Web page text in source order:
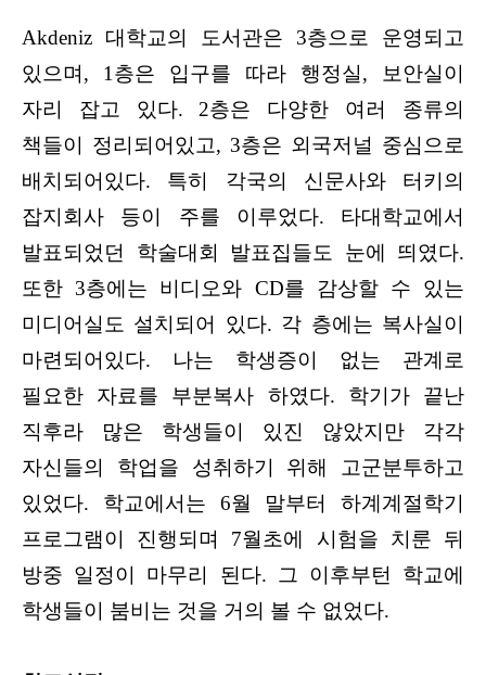
Akdeniz 대학교의 도서관은 3층으로 운영되고
있으며, 1층은 입구를 따라 행정실, 보안실이
자리 잡고 있다. 2층은 다양한 여러 종류의
책들이 정리되어있고, 3층은 외국저널 중심으로
배치되어있다. 특히 각국의 신문사와 터키의
잡지회사 등이 주를 이루었다. 타대학교에서
발표되었던 학술대회 발표집들도 눈에 띄였다.
또한 3층에는 비디오와 CD를 감상할 수 있는
미디어실도 설치되어 있다. 각 층에는 복사실이
마련되어있다. 나는 학생증이 없는 관계로
필요한 자료를 부분복사 하였다. 학기가 끝난
직후라 많은 학생들이 있진 않았지만 각각
자신들의 학업을 성취하기 위해 고군분투하고
있었다. 학교에서는 6월 말부터 하계계절학기
프로그램이 진행되며 7월초에 시험을 치룬 뒤
방중 일정이 마무리 된다. 그 이후부턴 학교에
학생들이 붐비는 것을 거의 볼 수 없었다.